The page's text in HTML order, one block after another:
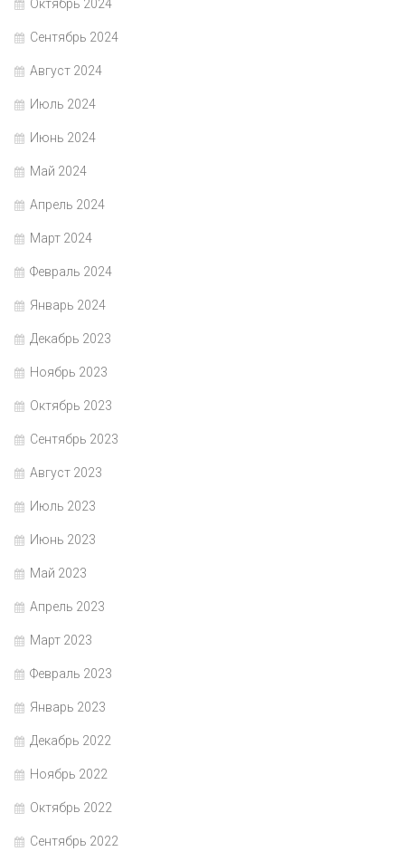
Октябрь 2024
Сентябрь 2024
Август 2024
Июль 2024
Июнь 2024
Май 2024
Апрель 2024
Март 2024
Февраль 2024
Январь 2024
Декабрь 2023
Ноябрь 2023
Октябрь 2023
Сентябрь 2023
Август 2023
Июль 2023
Июнь 2023
Май 2023
Апрель 2023
Март 2023
Февраль 2023
Январь 2023
Декабрь 2022
Ноябрь 2022
Октябрь 2022
Сентябрь 2022